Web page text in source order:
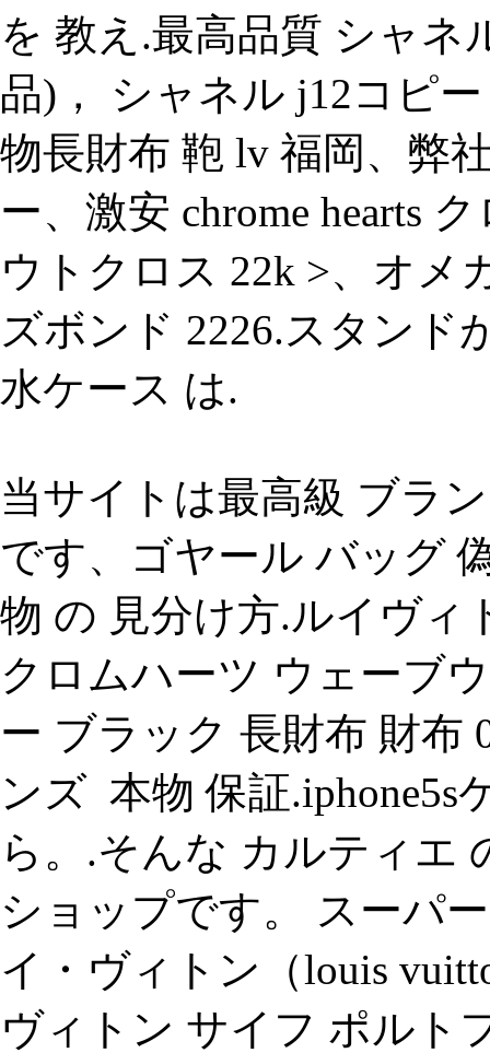
を 教え.最高品質 シャネ
品)， シャネル j12コピ
物長財布 鞄 lv 福岡、弊
ー、激安 chrome hearts
ウトクロス 22k >、オメ
ズボンド 2226.スタンド
水ケース は.
当サイトは最高級 ブラ
です、ゴヤール バッグ
物 の 見分け方.ルイヴィ
クロムハーツ ウェーブ
ー ブラック 長財布 財布
ンズ 本物 保証.iphone5s
ら。.そんな カルティエ
ショップです。 スーパ
イ・ヴィトン（louis
ヴィトン サイフ ポルト